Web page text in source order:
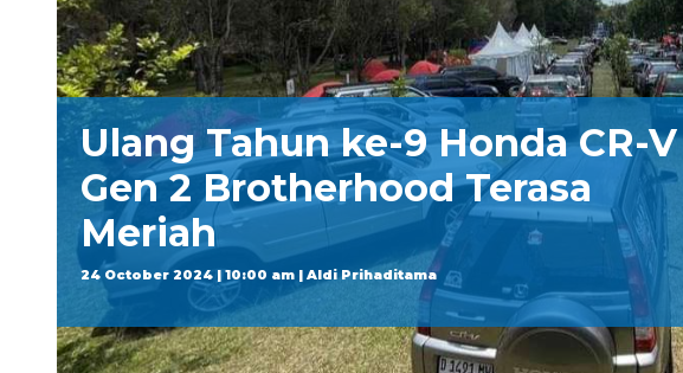
Ulang Tahun ke-9 Honda CR-V
Gen 2 Brotherhood Terasa
Meriah
24 October 2024 | 10:00 am | Aldi Prihaditama